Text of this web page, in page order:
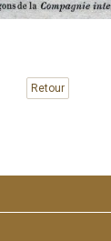
Retour